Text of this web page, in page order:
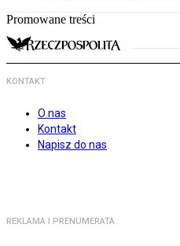
Promowane treści
KONTAKT
O nas
Kontakt
Napisz do nas
REKLAMA I PRENUMERATA